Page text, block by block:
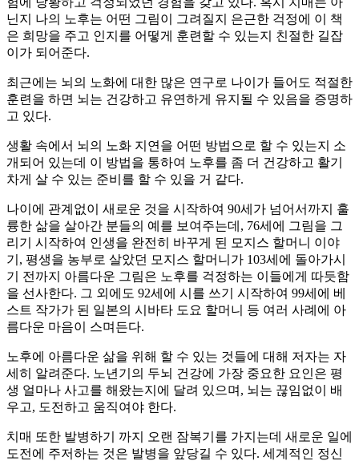
닌지 나의 노후는 어떤 그림이 그려질지 은근한 걱정에 이 책
은 희망을 주고 인지를 어떻게 훈련할 수 있는지 친절한 길잡
이가 되어준다.
최근에는 뇌의 노화에 대한 많은 연구로 나이가 들어도 적절한
훈련을 하면 뇌는 건강하고 유연하게 유지될 수 있음을 증명하
고 있다.
생활 속에서 뇌의 노화 지연을 어떤 방법으로 할 수 있는지 소
개되어 있는데 이 방법을 통하여 노후를 좀 더 건강하고 활기
차게 살 수 있는 준비를 할 수 있을 거 같다.
나이에 관계없이 새로운 것을 시작하여 90세가 넘어서까지 훌
륭한 삶을 살아간 분들의 예를 보여주는데, 76세에 그림을 그
리기 시작하여 인생을 완전히 바꾸게 된 모지스 할머니 이야
기, 평생을 농부로 살았던 모지스 할머니가 103세에 돌아가시
기 전까지 아름다운 그림은 노후를 걱정하는 이들에게 따듯함
을 선사한다. 그 외에도 92세에 시를 쓰기 시작하여 99세에 베
스트 작가가 된 일본의 시바타 도요 할머니 등 여러 사례에 아
름다운 마음이 스며든다.
노후에 아름다운 삶을 위해 할 수 있는 것들에 대해 저자는 자
세히 알려준다. 노년기의 두뇌 건강에 가장 중요한 요인은 평
생 얼마나 사고를 해왔는지에 달려 있으며, 뇌는 끊임없이 배
우고, 도전하고 움직여야 한다.
치매 또한 발병하기 까지 오랜 잠복기를 가지는데 새로운 일에
도전에 주저하는 것은 발병을 앞당길 수 있다. 세계적인 정신